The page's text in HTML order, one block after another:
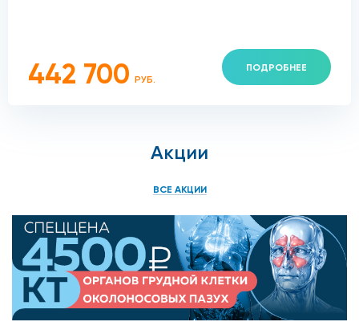
442 700 РУБ.
ПОДРОБНЕЕ
Акции
ВСЕ АКЦИИ